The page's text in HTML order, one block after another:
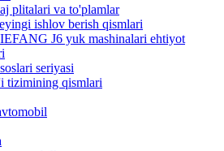
plitalari va to'plamlar
ishlov berish qismlari
J6 yuk mashinalari ehtiyot
seriyasi
tizimining qismlari